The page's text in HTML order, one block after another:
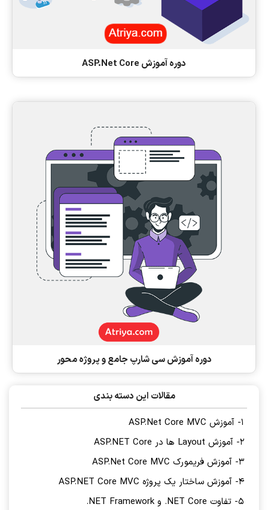
دوره آموزش ASP.Net Core
دوره آموزش سی شارپ جامع و پروژه محور
مقالات این دسته بندی
1- آموزش ASP.Net Core MVC
2- آموزش Layout ها در ASP.NET Core
3- آموزش فریمورک ASP.Net Core MVC
4- آموزش ساختار یک پروژه ASP.NET Core MVC
5- تفاوت NET Core. و NET Framework.